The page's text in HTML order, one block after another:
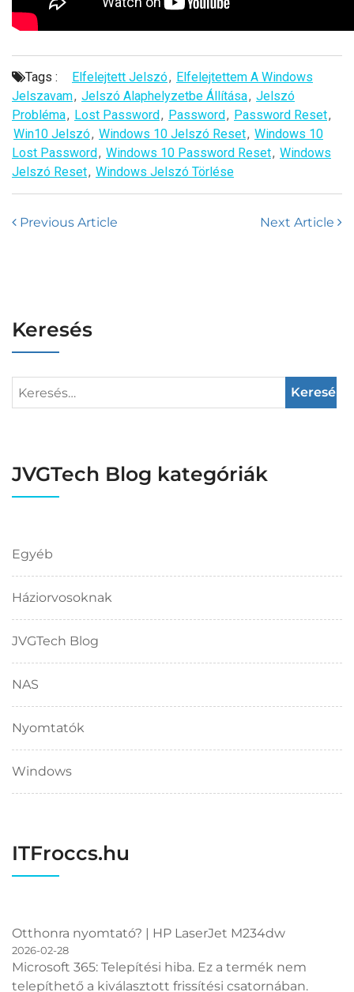
Tags : Elfelejtett Jelszó, Elfelejtettem A Windows
Jelszavam, Jelszó Alaphelyzetbe Állítása, Jelszó
Probléma, Lost Password, Password, Password Reset,
Win10 Jelszó, Windows 10 Jelszó Reset, Windows 10
Lost Password, Windows 10 Password Reset, Windows
Jelszó Reset, Windows Jelszó Törlése
Previous Article Next Article
Keresés
JVGTech Blog kategóriák
Egyéb
Háziorvosoknak
JVGTech Blog
NAS
Nyomtatók
Windows
ITFroccs.hu
Otthonra nyomtató? | HP LaserJet M234dw
2026-02-28
Microsoft 365: Telepítési hiba. Ez a termék nem
telepíthető a kiválasztott frissítési csatornában.